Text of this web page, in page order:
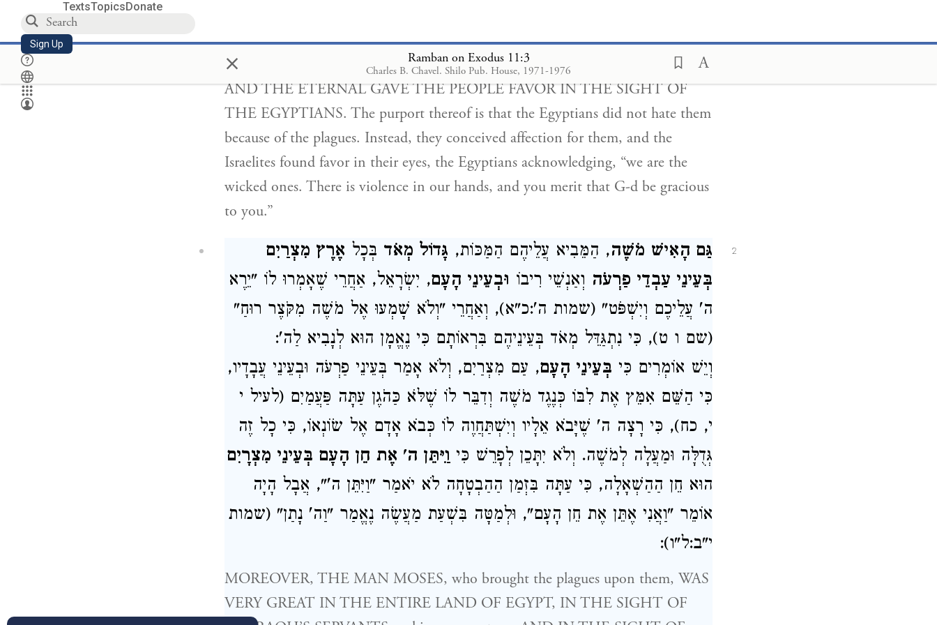
TextsTopicsDonate
Sign Up × Ramban on Exodus 11:3
Charles B. Chavel. Shilo Pub. House, 1971-1976
אֲנַחְנוּ הָרְשָׁעִים גַּם עוֹשִׂים חָמָס, וְרָאוּי הוּא שֶׁיְּחוֹנֵן אֶתְכֶם הָאֱלֹהִים.
AND THE ETERNAL GAVE THE PEOPLE FAVOR IN THE SIGHT OF
THE EGYPTIANS. The purport thereof is that the Egyptians did not hate them
because of the plagues. Instead, they conceived affection for them, and the
Israelites found favor in their eyes, the Egyptians acknowledging, “we are the
wicked ones. There is violence in our hands, and you merit that G-d be gracious
to you.”
2 גַּם הָאִישׁ מֹשֶׁה, הַמֵּבִיא עֲלֵיהֶם הַמַּכּוֹת, גָּדוֹל מְאֹד בְּכָל אֶרֶץ מִצְרַיִם
בְּעֵינֵי עַבְדֵי פַרְעֹה וְאַנְשֵׁי רִיבוֹ וּבְעֵינֵי הָעָם, יִשְׂרָאֵל, אַחֲרֵי שֶׁאָמְרוּ לוֹ "יֵרֶא
ה' עֲלֵיכֶם וְיִשְׁפֹּט" (שמות ה':כ"א), וְאַחֲרֵי "וְלֹא שָׁמְעוּ אֶל מֹשֶׁה מִקֹּצֶר רוּחַ"
(שם ו ט), כִּי נִתְגַּדֵּל מְאֹד בְּעֵינֵיהֶם בִּרְאוֹתָם כִּי נֶאֱמָן הוּא לְנָבִיא לַה':
וְיֵשׁ אוֹמְרִים כִּי בְּעֵינֵי הָעָם, עַם מִצְרַיִם, וְלֹא אָמַר בְּעֵינֵי פַרְעֹה וּבְעֵינֵי עֲבָדָיו,
כִּי הַשֵּׁם אִמֵּץ אֶת לִבּוֹ כְּנֶגֶד מֹשֶׁה וְדִבֵּר לוֹ שֶׁלֹּא כַּהֹגֶן עַתָּה פַּעֲמַיִם (לעיל י
י, כח), כִּי רָצָה ה' שֶׁיָּבֹא אֵלָיו וְיִשְׁתַּחֲוֶה לוֹ כְּבֹא אָדָם אֶל שׂוֹנְאוֹ, כִּי כָל זֶה
גְּדֻלָּה וּמַעֲלָה לְמֹשֶׁה. וְלֹא יִתָּכֵן לְפָרֵשׁ כִּיוַיִּתֵּן ה' אֶת חֵן הָעָם בְּעֵינֵי מִצְרָיִם
הוּא חֵן הַהַשְׁאָלָה, כִּי עַתָּה בִּזְמַן הַהַבְטָחָה לֹא יֹאמַר "וַיִּתֵּן ה'", אֲבָל הָיָה
אוֹמֵר "וַאֲנִי אֶתֵּן אֶת חֵן הָעָם", וּלְמַטָּה בִּשְׁעַת מַעֲשֶׂה נֶאֱמַר "וַה' נָתַן" (שמות
י"ב:ל"ו):
MOREOVER, THE MAN MOSES, who brought the plagues upon them, WAS
VERY GREAT IN THE ENTIRE LAND OF EGYPT, IN THE SIGHT OF